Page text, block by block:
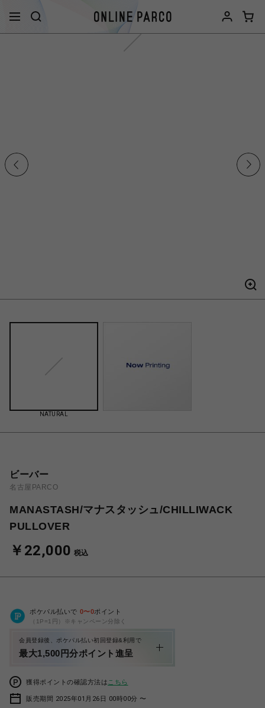
NATURAL
ビーバー
名古屋PARCO
MANASTASH/マナスタッシュ/CHILLIWACK
PULLOVER
￥22,000 税込
ポケパル払いで 0〜0ポイント
（1P=1円）※キャンペーン分除く
会員登録後、ポケパル払い初回登録&利用で
最大1,500円分ポイント進呈
獲得ポイントの確認方法は こちら
販売期間 2025年01月26日 00時00分 〜